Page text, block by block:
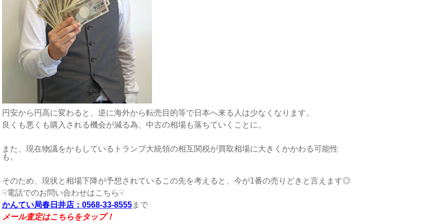
円安から円高に変わると、逆に海外から転売目的等で日本へ来る人は少なくなります。
良くも悪くも購入される機会が減る為、中古の相場も落ちていくことに。
また、現在物議をかもしているトランプ大統領の相互関税が買取相場に大きくかかわる可能性
も。
そのため、現状と相場下降が予想されているこの先を考えると、今が1番の売りどきと言えます◎
☟電話でのお問い合わせはこちら☟
かんてい局春日井店：0568-33-8555まで
メール査定はこちらをタップ！